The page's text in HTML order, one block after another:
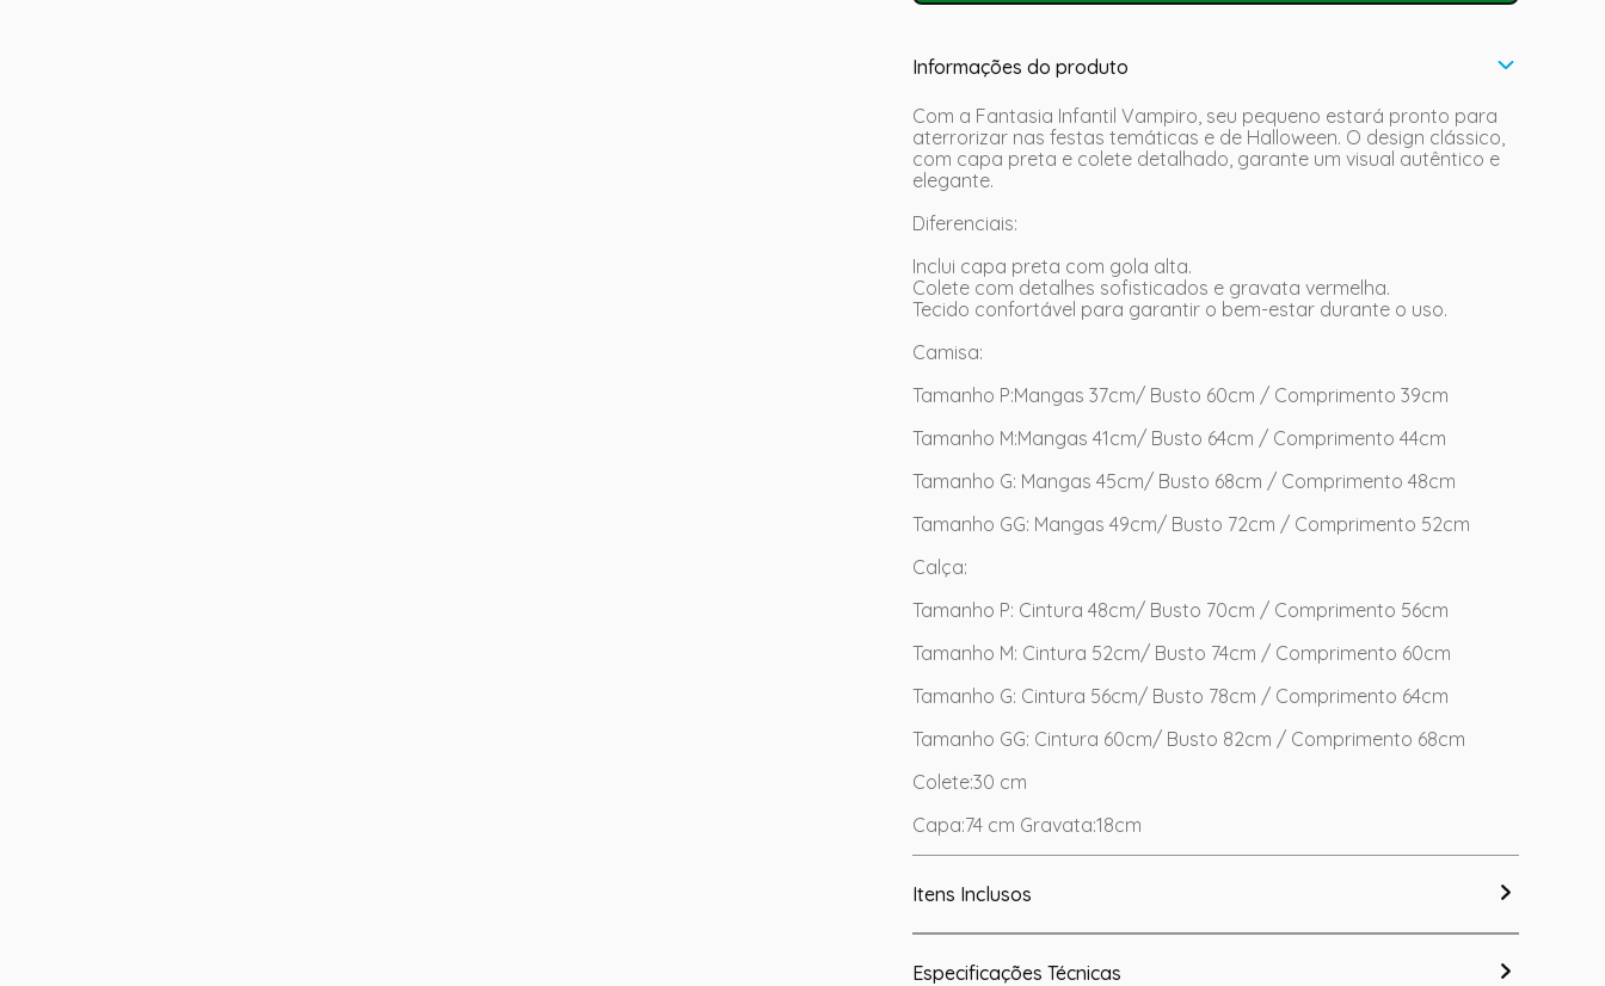
Informações do produto
Com a Fantasia Infantil Vampiro, seu pequeno estará pronto para
aterrorizar nas festas temáticas e de Halloween. O design clássico,
com capa preta e colete detalhado, garante um visual autêntico e
elegante.
Diferenciais:
Inclui capa preta com gola alta.
Colete com detalhes sofisticados e gravata vermelha.
Tecido confortável para garantir o bem-estar durante o uso.
Camisa:
Tamanho P:Mangas 37cm/ Busto 60cm / Comprimento 39cm
Tamanho M:Mangas 41cm/ Busto 64cm / Comprimento 44cm
Tamanho G: Mangas 45cm/ Busto 68cm / Comprimento 48cm
Tamanho GG: Mangas 49cm/ Busto 72cm / Comprimento 52cm
Calça:
Tamanho P: Cintura 48cm/ Busto 70cm / Comprimento 56cm
Tamanho M: Cintura 52cm/ Busto 74cm / Comprimento 60cm
Tamanho G: Cintura 56cm/ Busto 78cm / Comprimento 64cm
Tamanho GG: Cintura 60cm/ Busto 82cm / Comprimento 68cm
Colete:30 cm
Capa:74 cm Gravata:18cm
Itens Inclusos
Especificações Técnicas